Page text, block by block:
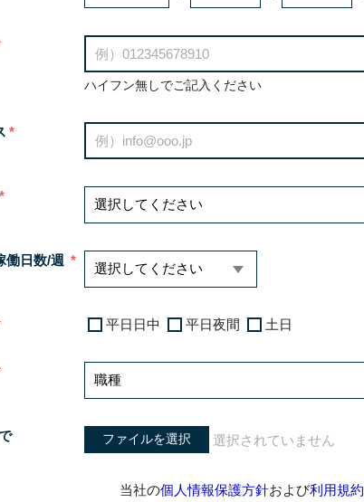
ハイフン無しでご記入ください
働日数/週
平日日中 平日夜間 土日
ファイルを選択
当社の個人情報保護方針および利用規約